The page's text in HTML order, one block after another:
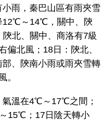
雨，秦巴山區有雨夾雪
12℃～14℃，關中、陝
北、關中、商洛有7級
偏北風；18日：陝北、
、陝南小雨或雨夾雪轉
。
溫在4℃～17℃之間；
15℃；17日陰天轉小